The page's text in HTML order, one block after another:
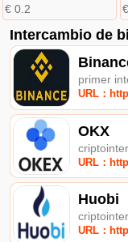
€ 0.2
Intercambio de
primer
URL：
OKX
URL：
Huobi
URL：